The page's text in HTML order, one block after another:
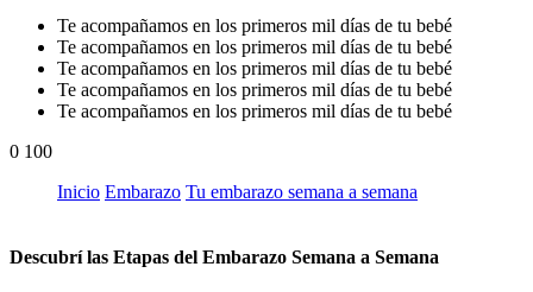
Te acompañamos en los primeros mil días de tu bebé
Te acompañamos en los primeros mil días de tu bebé
Te acompañamos en los primeros mil días de tu bebé
Te acompañamos en los primeros mil días de tu bebé
Te acompañamos en los primeros mil días de tu bebé
0 100
Inicio Embarazo Tu embarazo semana a semana
Descubrí las Etapas del Embarazo Semana a Semana